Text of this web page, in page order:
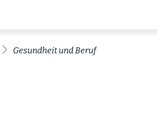
Gesundheit und Beruf